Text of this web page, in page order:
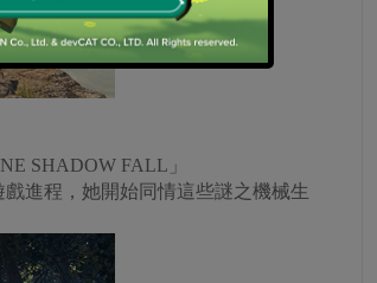
SHADOW FALL」
進程，她開始同情這些謎之機械生